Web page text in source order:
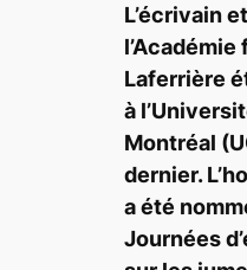
L’écrivain
Laferrière
à
Montréal
dernier.
a été
Journées